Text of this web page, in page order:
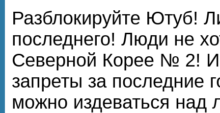
Разблокируйте Ютуб!
последнего! Люди не
Северной Корее № 2! И
запреты за последние
можно издеваться над